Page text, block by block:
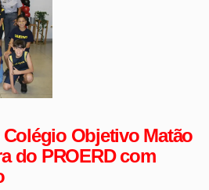
Colégio Objetivo Matão
do PROERD com